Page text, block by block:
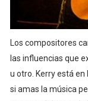
Los compositores
las influencias que
u otro. Kerry está
si amas la música